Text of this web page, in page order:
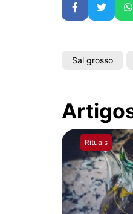
FacebookTwitter
Sal grosso
Rituais